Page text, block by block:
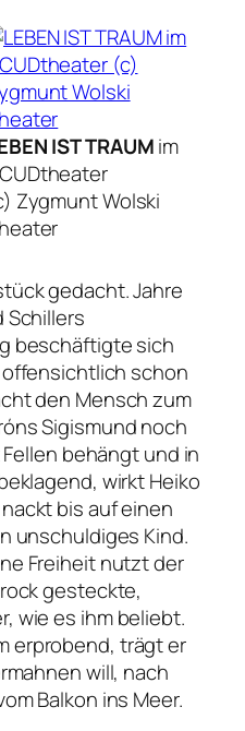
IST TRAUMim
Zygmunt Wolski
gedacht. Jahre
Schillers
beschäftigte sich
schon
den Mensch zum
Sigismund noch
behängt und in
wirkt Heiko
bis auf einen
unschuldiges Kind.
Freiheit nutzt der
gesteckte,
wie es ihm beliebt.
erprobend, trägt er
will, nach
Balkon ins Meer.